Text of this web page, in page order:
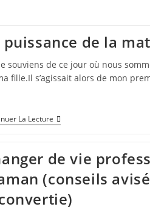
puissance de la
souviens de ce jour où nous
fille.Il s’agissait alors de mon
La Lecture
de vie
(conseils